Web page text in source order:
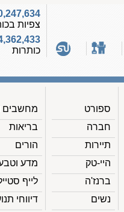
צפיות
כותרות
ספורט
חברה
תיירות
היי-טק
ברנז'ה
נשים
מחשבים
בריאות
הורים
מדע
לייף
דיווחי